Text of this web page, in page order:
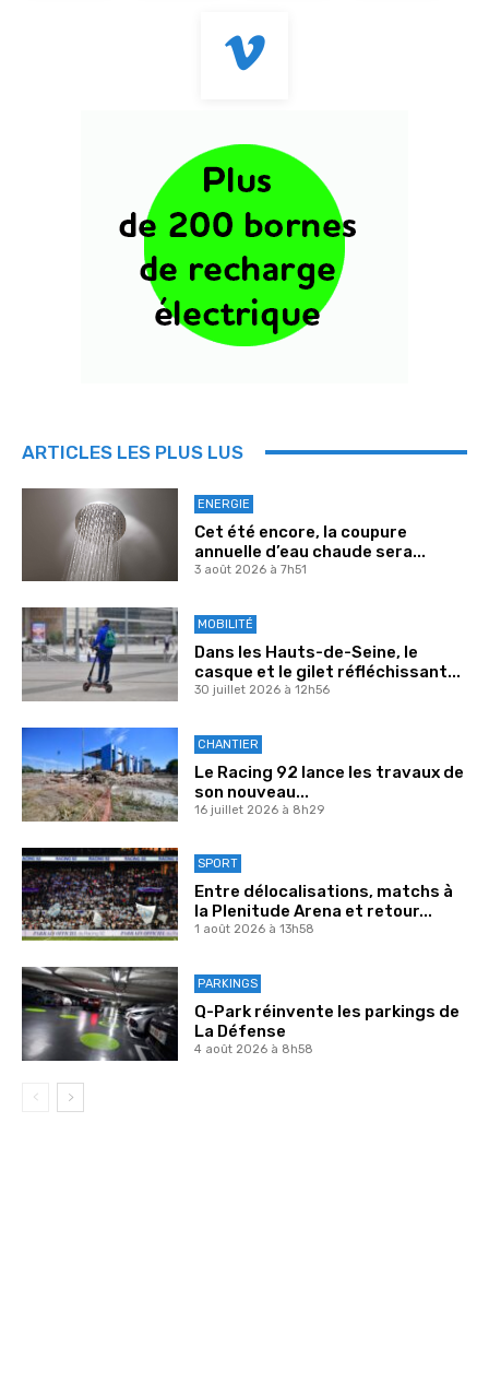
ARTICLES LES PLUS LUS
ENERGIE
Cet été encore, la coupure
annuelle d’eau chaude sera...
3 août 2026 à 7h51
MOBILITÉ
Dans les Hauts-de-Seine, le
casque et le gilet réfléchissant...
30 juillet 2026 à 12h56
CHANTIER
Le Racing 92 lance les travaux de
son nouveau...
16 juillet 2026 à 8h29
SPORT
Entre délocalisations, matchs à
la Plenitude Arena et retour...
1 août 2026 à 13h58
PARKINGS
Q-Park réinvente les parkings de
La Défense
4 août 2026 à 8h58